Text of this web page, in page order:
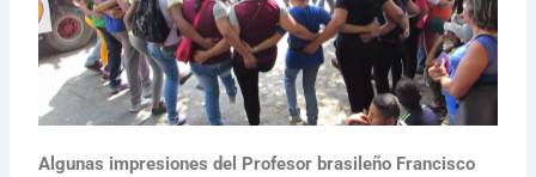
Algunas impresiones del Profesor brasileño Francisco